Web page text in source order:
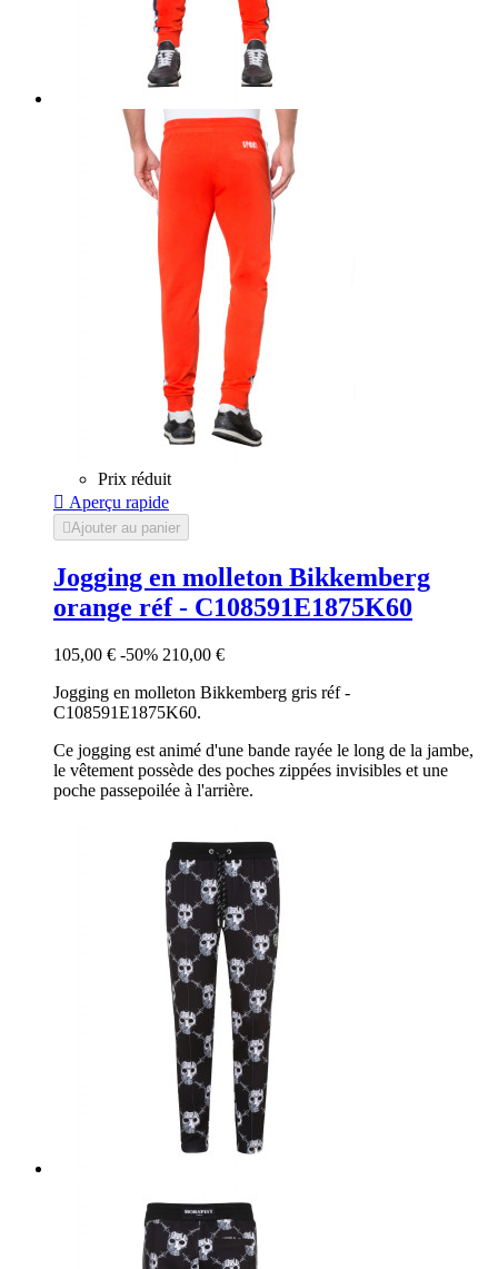
Prix réduit
 Aperçu rapide
Ajouter au panier
Jogging en molleton Bikkemberg
orange réf - C108591E1875K60
105,00 € -50% 210,00 €
Jogging en molleton Bikkemberg gris réf -
C108591E1875K60.
Ce jogging est animé d'une bande rayée le long de la jambe,
le vêtement possède des poches zippées invisibles et une
poche passepoilée à l'arrière.